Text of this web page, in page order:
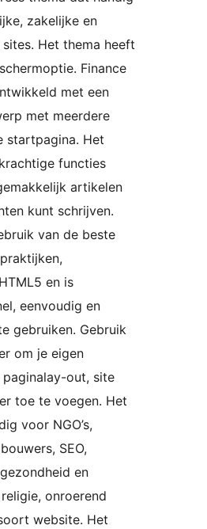
zakelijke en
Het thema heeft
Finance
met een
met meerdere
startpagina. Het
functies
artikelen
kunt schrijven.
van de beste
en is
eenvoudig en
gebruiken. Gebruik
om je eigen
out, site
toe te voegen. Het
voor NGO’s,
SEO,
en
onroerend
website. Het